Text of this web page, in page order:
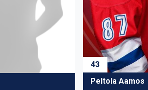
43
Peltola Aamos